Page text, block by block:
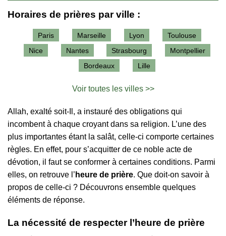
Horaires de prières par ville :
Paris Marseille Lyon
Toulouse
Nice
Nantes Strasbourg
Montpellier
Bordeaux
Lille
Voir toutes les villes >>
Allah, exalté soit-Il, a instauré des obligations qui
incombent à chaque croyant dans sa religion. L’une des
plus importantes étant la salât, celle-ci comporte certaines
règles. En effet, pour s’acquitter de ce noble acte de
dévotion, il faut se conformer à certaines conditions. Parmi
elles, on retrouve l’ heure de prière. Que doit-on savoir à
propos de celle-ci ? Découvrons ensemble quelques
éléments de réponse.
La nécessité de respecter l’heure de prière